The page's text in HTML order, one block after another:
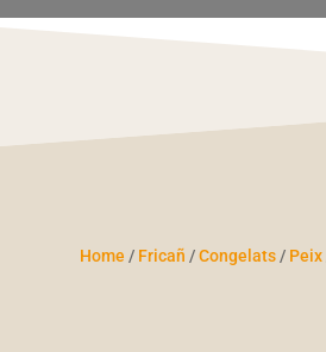
Home / Fricañ /Congelats / Peix